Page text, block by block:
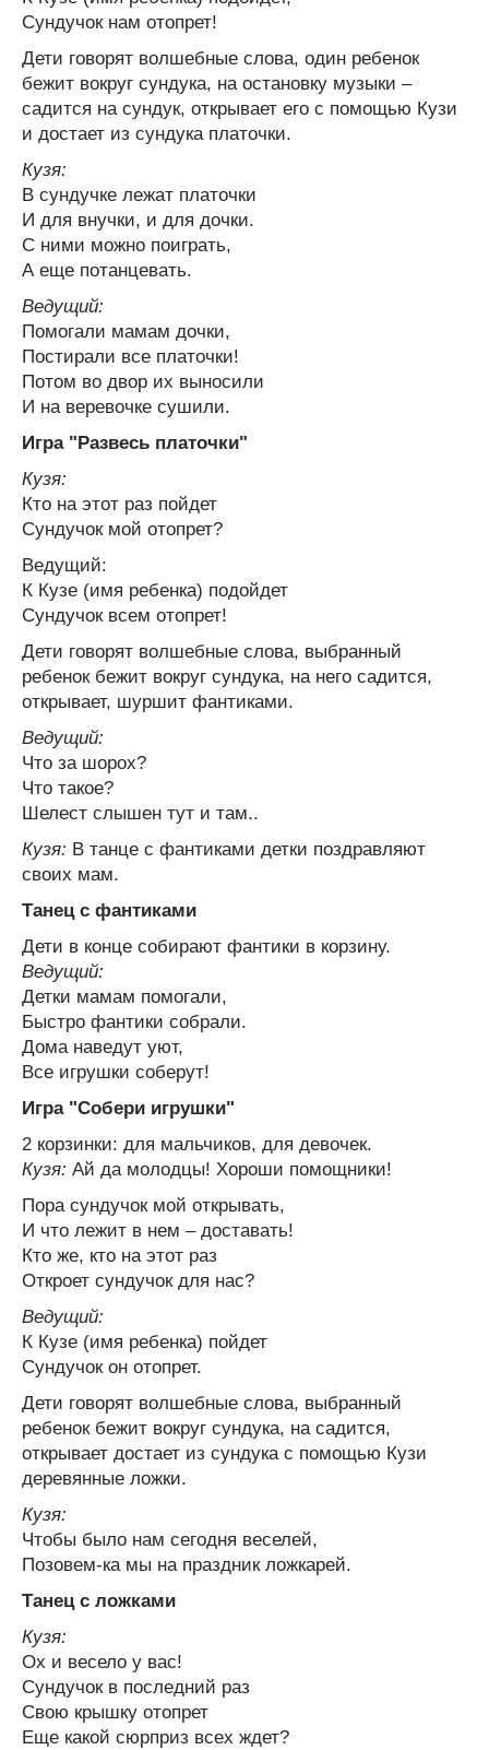
Сундучок нам отопрет!
Дети говорят волшебные слова, один ребенок
бежит вокруг сундука, на остановку музыки –
садится на сундук, открывает его с помощью Кузи
и достает из сундука платочки.
Кузя:
В сундучке лежат платочки
И для внучки, и для дочки.
С ними можно поиграть,
А еще потанцевать.
Ведущий:
Помогали мамам дочки,
Постирали все платочки!
Потом во двор их выносили
И на веревочке сушили.
Игра "Развесь платочки"
Кузя:
Кто на этот раз пойдет
Сундучок мой отопрет?
Ведущий:
К Кузе (имя ребенка) подойдет
Сундучок всем отопрет!
Дети говорят волшебные слова, выбранный
ребенок бежит вокруг сундука, на него садится,
открывает, шуршит фантиками.
Ведущий:
Что за шорох?
Что такое?
Шелест слышен тут и там..
Кузя: В танце с фантиками детки поздравляют
своих мам.
Танец с фантиками
Дети в конце собирают фантики в корзину.
Ведущий:
Детки мамам помогали,
Быстро фантики собрали.
Дома наведут уют,
Все игрушки соберут!
Игра "Собери игрушки"
2 корзинки: для мальчиков, для девочек.
Кузя: Ай да молодцы! Хороши помощники!
Пора сундучок мой открывать,
И что лежит в нем – доставать!
Кто же, кто на этот раз
Откроет сундучок для нас?
Ведущий:
К Кузе (имя ребенка) пойдет
Сундучок он отопрет.
Дети говорят волшебные слова, выбранный
ребенок бежит вокруг сундука, на садится,
открывает достает из сундука с помощью Кузи
деревянные ложки.
Кузя:
Чтобы было нам сегодня веселей,
Позовем-ка мы на праздник ложкарей.
Танец с ложками
Кузя:
Ох и весело у вас!
Сундучок в последний раз
Свою крышку отопрет
Еще какой сюрприз всех ждет?